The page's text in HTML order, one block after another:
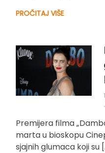
PROČITAJ VIŠE
Premijera filma
marta u bioskopu
sjajnih glumaca koji su